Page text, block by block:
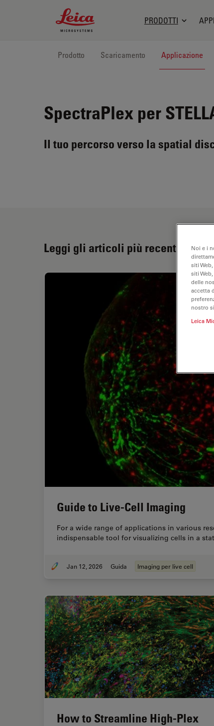
Leica Microsystems Logo
PRODOTTI
Prodotto Scaricamento Applicazione
SpectraPlex per
Il tuo percorso verso la spatial
Leggi gli articoli più recenti
Guide to Live-Cell Imaging
For a wide range of applications in various
indispensable tool for visualizing cells in a
Jan 12, 2026 Guida Imaging per live cell
How to Streamline High-Plex
Noi e i
siti
siti
delle
accetta
nostro
Leica